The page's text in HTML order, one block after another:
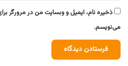
ذخیره نام، ایمیل و وبسایت من در مرورگر
می‌نویسم.